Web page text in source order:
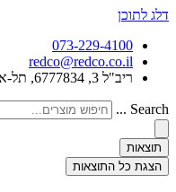
דלג לתוכן
073-229-4100
redco@redco.co.il
ריב"ל 3, 6777834, תל-אביב
Search ...
תוצאות
הצגת כל התוצאות